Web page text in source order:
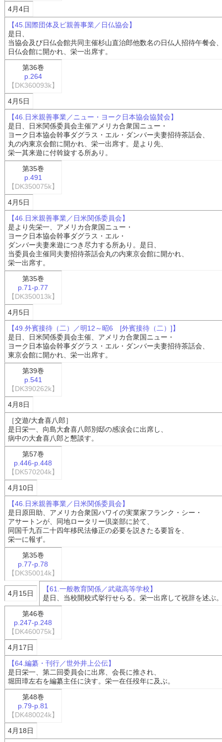
4月4日
【45.国際団体及ビ親善事業／日仏協会】
是日、
当協会及び日仏会館共同主催杉山直治郎他数名の日仏人招待午餐会
日仏会館に開かれ、栄一出席す。
第36巻
p.264
【DK360093k】
4月5日
【46.日米親善事業／ニュー・ヨーク日本協会協賛会】
是日、日米関係委員会主催アメリカ合衆国ニュー・
ヨーク日本協会幹事ダグラス・エル・ダンバー夫妻招待茶話会、
丸の内東京会館に開かれ、栄一出席す。是より先、
栄一其来遊に付斡旋する所あり。
第35巻
p.491
【DK350075k】
4月5日
【46.日米親善事業／日米関係委員会】
是より先栄一、アメリカ合衆国ニュー・
ヨーク日本協会幹事ダグラス・エル・
ダンバー夫妻来遊につき尽力する所あり。是日、
当委員会主催同夫妻招待茶話会丸の内東京会館に開かれ、
栄一出席す。
第35巻
p.71-p.77
【DK350013k】
4月5日
【49.外賓接待（二）／明12～昭6 [外賓接待（二）]】
是日、日米関係委員会主催、アメリカ合衆国ニュー・
ヨーク日本協会幹事ダグラス・エル・ダンバー夫妻招待茶話会、
東京会館に開かれ、栄一出席す。
第39巻
p.541
【DK390262k】
4月8日
［交遊/大倉喜八郎］
是日栄一、向島大倉喜八郎別邸の感涙会に出席し、
病中の大倉喜八郎と懇談す。
第57巻
p.446-p.448
【DK570204k】
4月10日
【46.日米親善事業／日米関係委員会】
是日原田助、アメリカ合衆国ハワイの実業家フランク・シー・
アサートンが、同地ロータリー倶楽部に於て、
同国千九百二十四年移民法修正の必要を説きたる要旨を、
栄一に報ず。
第35巻
p.77-p.78
【DK350014k】
4月15日
【61.一般教育関係／武蔵高等学校】
是日、当校開校式挙行せらる。栄一出席して祝辞を述ぶ
第46巻
p.247-p.248
【DK460075k】
4月17日
【64.編纂・刊行／世外井上公伝】
是日栄一、第二回委員会に出席、会長に推され、
堀田璋左右を編纂主任に決す。栄一在任歿年に及ぶ。
第48巻
p.79-p.81
【DK480024k】
4月18日